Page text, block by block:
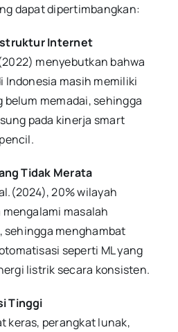
dapat dipertimbangkan:
Internet
menyebutkan bahwa
Indonesia masih memiliki
memadai, sehingga
pada kinerja smart
Tidak Merata
20% wilayah
masalah
menghambat
seperti ML yang
listrik secara konsisten.
Tinggi
keras, perangkat lunak,